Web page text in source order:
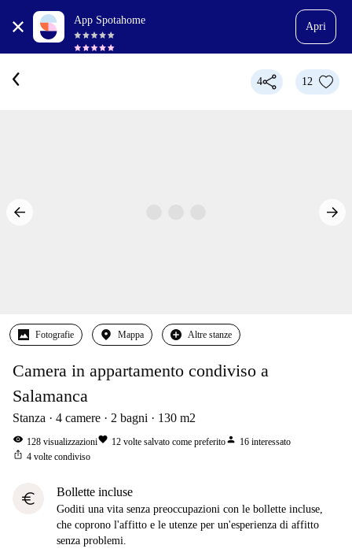
App Spotahome
Apri
4 12
Fotografie Mappa Altre stanze
Camera in appartamento condiviso a
Salamanca
Stanza 4 camere 2 bagni 130 m2
visibility 128 visualizzazionifavorite 12 volte salvato come preferitoperson 16 interessato
ios_share 4 volte condiviso
euro Bollette incluse
Goditi una vita senza preoccupazioni con le bollette incluse,
che coprono l'affitto e le utenze per un'esperienza di affitto
senza problemi.